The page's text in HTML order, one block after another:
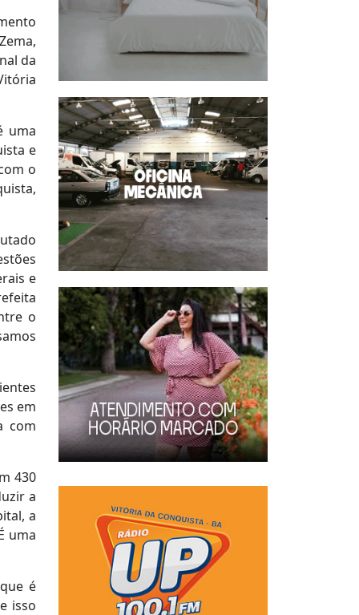
da
uma
e
o
e
o
em
com
430
a
a
uma
é
isso